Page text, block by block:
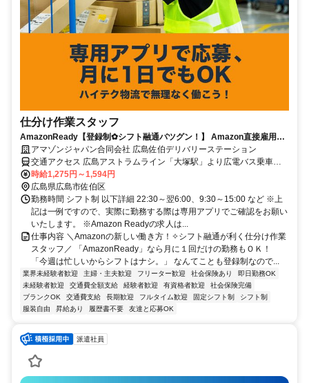
仕分け作業スタッフ
AmazonReady【登録制✿シフト融通バツグン！】 Amazon直接雇用の
レア求人！自分のペースでシフトIN♪未経験OK◎服装・髪型・髪色自
由！
アマゾンジャパン合同会社 広島佐伯デリバリーステーション
交通アクセス 広島アストラムライン「大塚駅」より広電バス乗車、
「 こころ第三産業用地」下車 ※シャトルバス運行なし ※自転車通勤
可 ※車、バイク通勤可
時給1,275円～1,594円
広島県広島市佐伯区
勤務時間 シフト制 以下詳細 22:30～翌6:00、9:30～15:00 など ※上
記は一例ですので、実際に勤務する際は専用アプリでご確認をお願い
いたします。 ※Amazon Readyの求人は...
仕事内容 ＼Amazonの新しい働き方！✧シフト融通が利く仕分け作業
スタッフ／ 「AmazonReady」なら月に１回だけの勤務もＯＫ！
「今週は忙しいからシフトはナシ。」 なんてことも登録制なので...
業界未経験者歓迎 主婦・主夫歓迎 フリーター歓迎 社会保険あり
即日勤務OK
未経験者歓迎
交通費全額支給 経験者歓迎 有資格者歓迎
社会保険完備
ブランクOK
交通費支給 長期歓迎 フルタイム歓迎 固定シフト制
シフト制
服装自由
昇給あり 履歴書不要 友達と応募OK
派遣社員